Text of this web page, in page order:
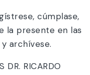
cúmplase,
la presente en las
archívese.
DR. RICARDO